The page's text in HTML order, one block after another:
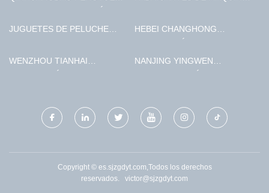
LTD
CNC
JUGUETES DE PELUCHE
DIBUJOS ANIMADOS
FABRICADOS EN CHINA
HEBEI CHANGHONG
WENZHOU TIANHAI
NANJING YINGWEN
Copyright © es.sjzgdyt.com,Todos los derechos
reservados. victor@sjzgdyt.com